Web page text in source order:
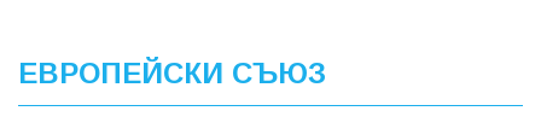
ЕВРОПЕЙСКИ СЪЮЗ